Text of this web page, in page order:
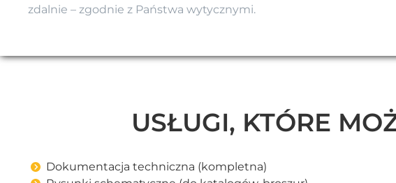
zdalnie – zgodnie z Państwa wytycznymi.
USŁUGI, KTÓRE
Dokumentacja techniczna (kompletna)